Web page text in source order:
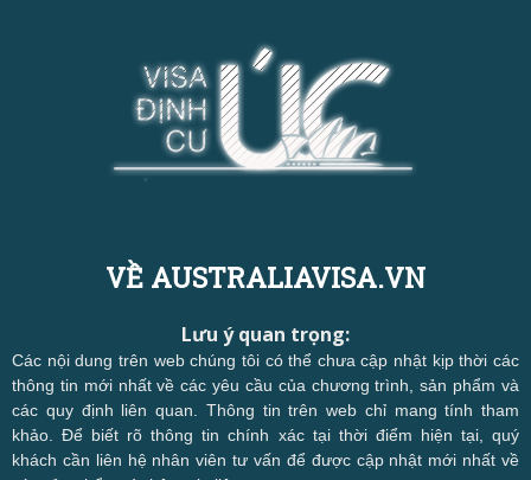
VỀ AUSTRALIAVISA.VN
Lưu ý quan trọng:
Các nội dung trên web chúng tôi có thể chưa cập nhật kịp thời các
thông tin mới nhất về các yêu cầu của chương trình, sản phẩm và
các quy định liên quan. Thông tin trên web chỉ mang tính tham
khảo. Để biết rõ thông tin chính xác tại thời điểm hiện tại, quý
khách cần liên hệ nhân viên tư vấn để được cập nhật mới nhất về